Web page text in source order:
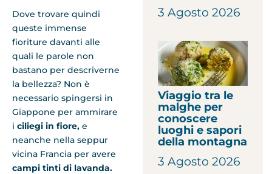
Dove trovare quindi
queste immense
fioriture davanti alle
quali le parole non
bastano per descriverne
la bellezza? Non è
necessario spingersi in
Giappone per ammirare
i ciliegi in fiore, e
neanche nella seppur
vicina Francia per avere
campi tinti di lavanda.
3 Agosto 2026
Viaggio tra le
malghe per
conoscere
luoghi e sapori
della montagna
3 Agosto 2026